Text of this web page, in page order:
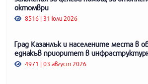
октомври
8516 | 31 юли 2026
Град Казанлък и населените места в
еднакъв приоритет в
4971 | 03 август 2026